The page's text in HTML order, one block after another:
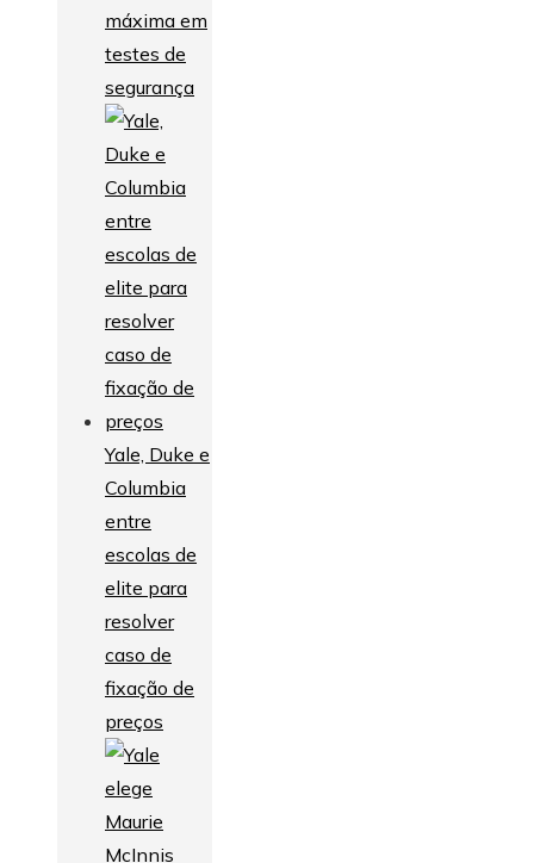
máxima em
testes de
segurança
Yale, Duke e
Columbia
entre
escolas de
elite para
resolver
caso de
fixação de
preços